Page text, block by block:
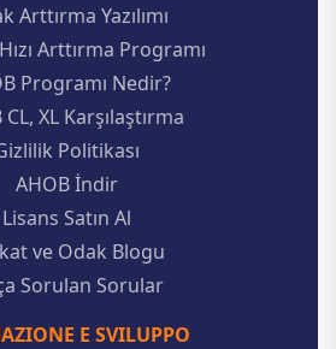
Arttırma Yazılımı
Arttırma Programı
Programı Nedir?
XL Karşılaştırma
Politikası
AHOB İndir
Lisans Satın Al
ve Odak Blogu
Sorulan Sorular
E SVILUPPO